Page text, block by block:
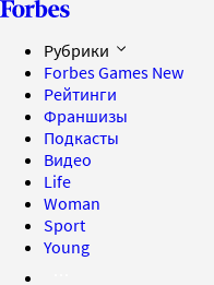
Рубрики
Forbes Games New
Рейтинги
Франшизы
Подкасты
Видео
Life
Woman
Sport
Young